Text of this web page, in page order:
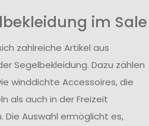
im Sale
zahlreiche Artikel aus
Segelbekleidung. Dazu zählen
winddichte Accessoires, die
als auch in der Freizeit
Auswahl ermöglicht es,